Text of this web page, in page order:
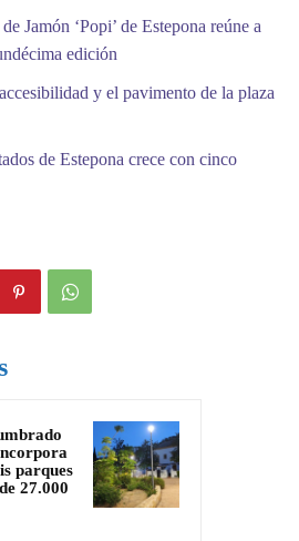
Jamón ‘Popi’ de Estepona reúne a
edición
y el pavimento de la plaza
de Estepona crece con cinco
parques
27.000